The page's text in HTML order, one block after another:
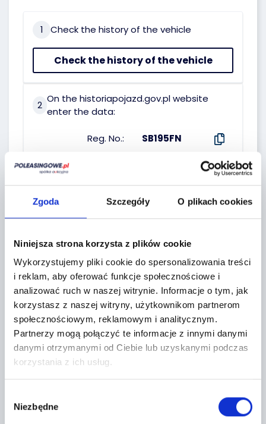
Zgoda Szczegóły O plikach cookies
Niniejsza strona korzysta z plików cookie
Wykorzystujemy pliki cookie do spersonalizowania treści
i reklam, aby oferować funkcje społecznościowe i
analizować ruch w naszej witrynie. Informacje o tym, jak
korzystasz z naszej witryny, użytkownikom partnerom
społecznościowym, reklamowym i analitycznym.
Partnerzy mogą połączyć te informacje z innymi danymi
danymi otrzymanymi od Ciebie lub uzyskanymi podczas
korzystania z ich usług.
zgody
Niezbędne
1 Check the history of the vehicle
Check the history of the vehicle
2
On the historiapojazd.gov.pl website
enter the data:
Reg. No.:
SB195FN
VIN No.:
ZCFM62AU0PC515708
Date of first reg.:
24.10.2023
SELLER :
PEKAO LEASING SP Z O. O.
Seller`s terms and conditions
Localization:
Grójec,